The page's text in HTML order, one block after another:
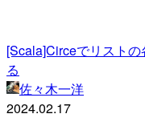
[Scala]Circeでリスト
る
佐々木一洋
2024.02.17